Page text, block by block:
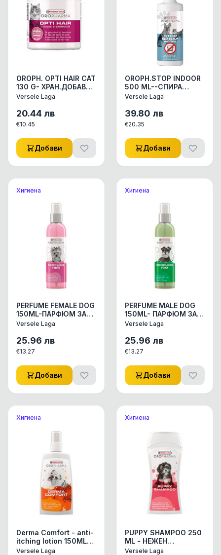
OROPH. OPTI HAIR CAT
130 G- ХРАН.ДОБАВКА
ЗА КОТКИ ,ЗА
СМЯНА НА КОЗИНАТА
Versele Laga
20.44 лв
€10.45
Добави
OROPH.STOP INDOOR
500 ML--СПИРА
КУЧЕТО И КОТЕТО ОТ
НЕЖЕЛАНИ МЕСТА
,ВЪТРЕ
Versele Laga
39.80 лв
€20.35
Добави
Хигиена
PERFUME FEMALE DOG
150ML-ПАРФЮМ ЗА
НЕЯ ,БЕЗ АЛКОХОЛ
Versele Laga
25.96 лв
€13.27
Добави
Хигиена
PERFUME MALE DOG
150ML- ПАРФЮМ ЗА
НЕГО,БЕЗ АЛКОХОЛ
Versele Laga
25.96 лв
€13.27
Добави
Хигиена
Derma Comfort - anti-
itching lotion 150ML-
успокояващ лосион
Versele Laga
Хигиена
PUPPY SHAMPOO 250
ML - НЕЖЕН
ШАМПОАН ЗА МАЛКИ
Versele Laga